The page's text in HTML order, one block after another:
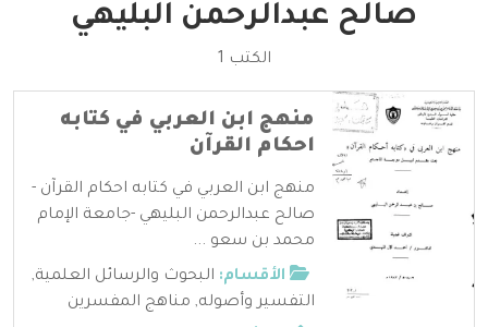
صالح عبدالرحمن البليهي
الكتب 1
منهج ابن العربي في كتابه
احكام القرآن
منهج ابن العربي في كتابه احكام القرآن -
صالح عبدالرحمن البليهي -جامعة الإمام
محمد بن سعو ...
الأقسام: البحوث والرسائل العلمية,
التفسير وأصوله, مناهج المفسرين